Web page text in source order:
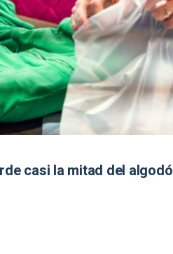
casi la mitad del